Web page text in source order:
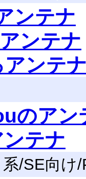
ンテナ
ンテナ
ンテ
のアン
テナ
/SE向け